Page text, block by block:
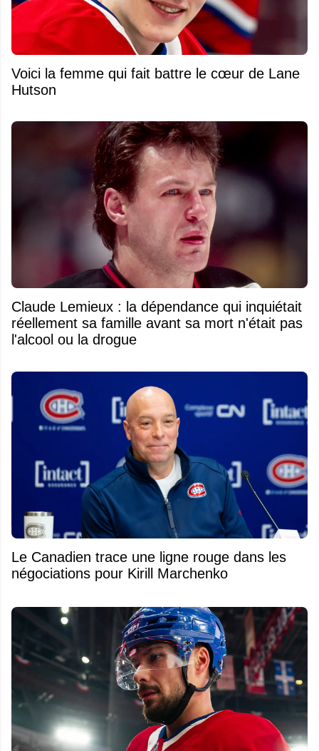
Voici la femme qui fait battre le cœur de Lane
Hutson
Claude Lemieux : la dépendance qui inquiétait
réellement sa famille avant sa mort n'était pas
l'alcool ou la drogue
Le Canadien trace une ligne rouge dans les
négociations pour Kirill Marchenko